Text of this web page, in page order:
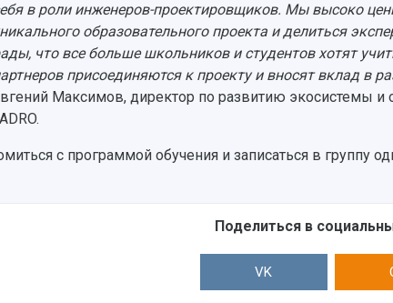
в роли инженеров-проектировщиков. Мы высоко
образовательного проекта и делиться
что все больше школьников и студентов хотят
присоединяются к проекту и вносят вклад в
Максимов, директор по развитию экосистемы и
с программой обучения и записаться в группу
Поделиться в
VK